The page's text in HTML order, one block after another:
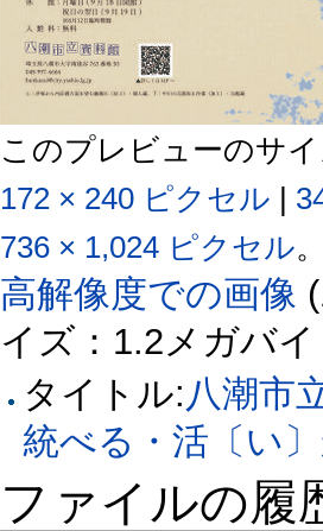
このプレビューのサ
172 × 240 ピクセル |
736 × 1,024 ピクセル
高解像度での画像
イズ：1.2メガバ
タイトル: 八潮市
統べる・活〔い
ファイルの履